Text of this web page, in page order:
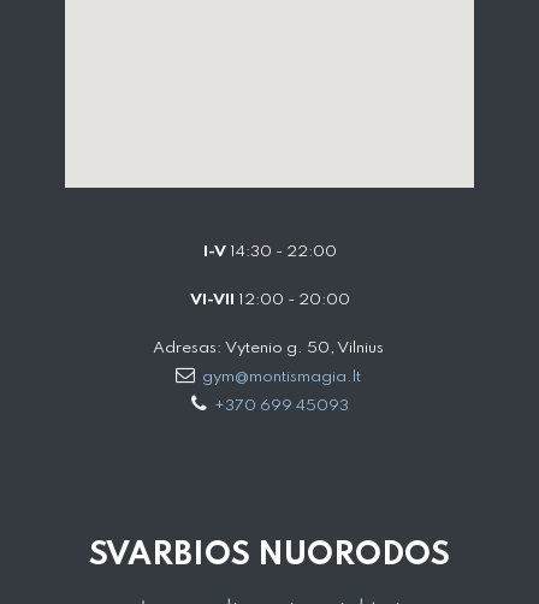
I-V14:30 - 22:00
VI-VII 12:00 - 20:00
Adresas: Vytenio g. 50, Vilnius
gym@montismagia.lt
+370 699 45093
SVARBIOS NUORODOS